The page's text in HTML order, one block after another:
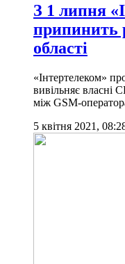
З 1 липня
припинить
області
«Інтертелеком»
вивільняє власні
між GSM-
5 квітня 2021,